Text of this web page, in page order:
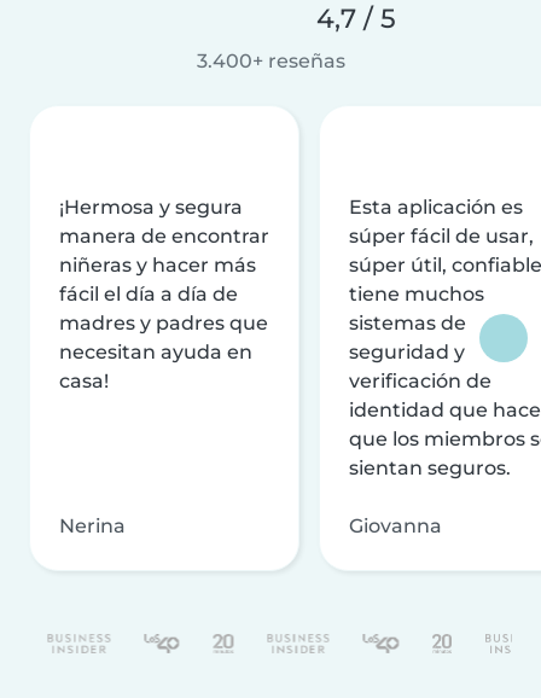
4,7 / 5
3.400+ reseñas
¡Hermosa y segura
manera de encontrar
niñeras y hacer más
fácil el día a día de
madres y padres que
necesitan ayuda en
casa!
Nerina
Esta aplicación es
súper fácil de usar,
súper útil,
tiene muchos
sistemas de
seguridad y
verificación de
identidad que
que los miembros
sientan seguros.
Giovanna